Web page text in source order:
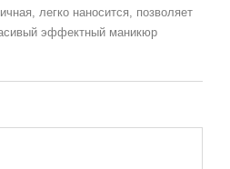
легко наносится, позволяет
эффектный маникюр